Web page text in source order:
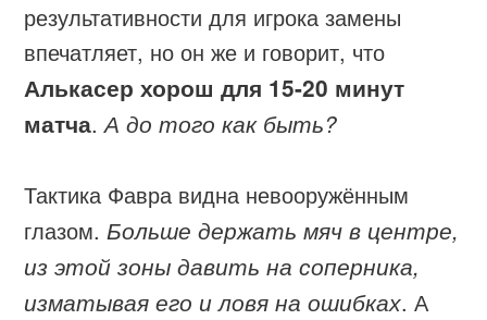
результативности для игрока замены
впечатляет, но он же и говорит, что
Алькасер хорош для 15-20 минут
матча.А до того как быть?
Тактика Фавра видна невооружённым
глазом. Больше держать мяч в центре,
из этой зоны давить на соперника,
изматывая его и ловя на ошибках. А